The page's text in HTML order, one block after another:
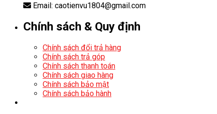
Email: caotienvu1804@gmail.com
Chính sách & Quy định
Chính sách đổi trả hàng
Chính sách trả góp
Chính sách thanh toán
Chính sách giao hàng
Chính sách bảo mật
Chính sách bảo hành